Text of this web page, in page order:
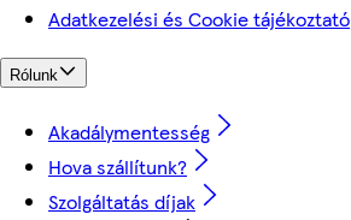
Adatkezelési és Cookie tájékoztató
Rólunk
Akadálymentesség
Hova szállítunk?
Szolgáltatás díjak